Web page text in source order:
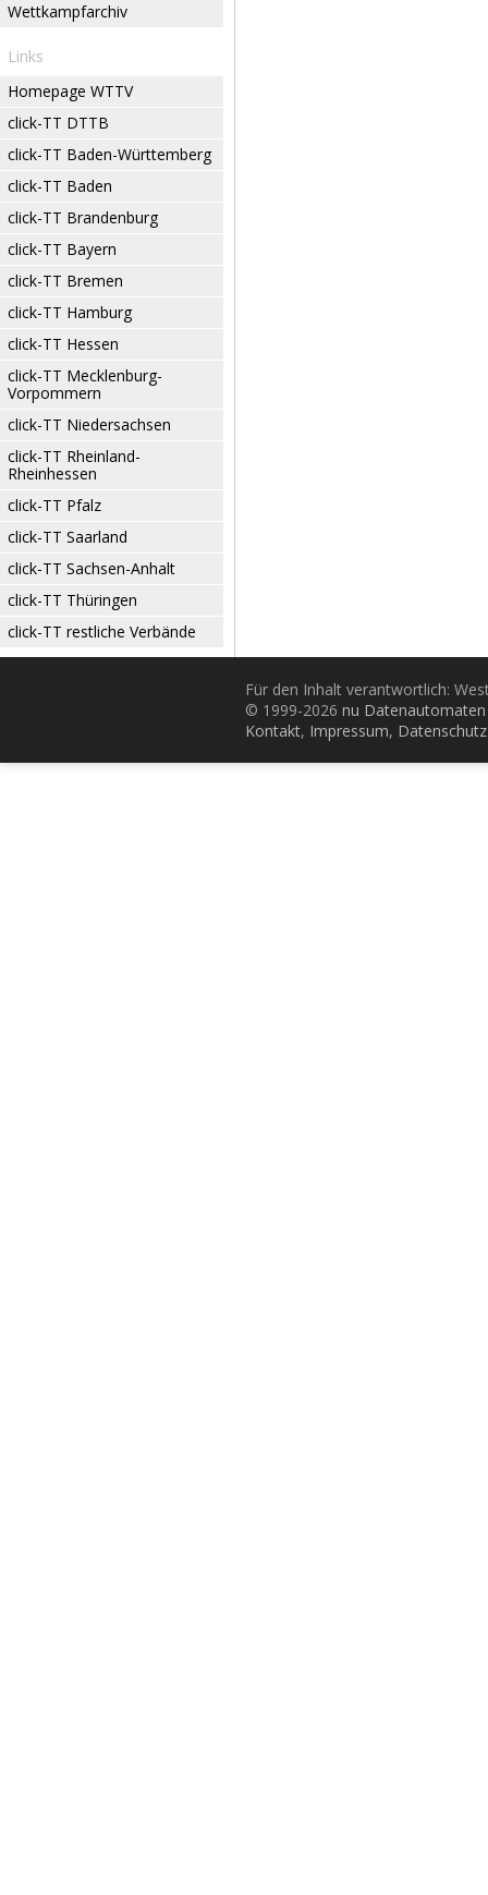
Wettkampfarchiv
Links
Homepage WTTV
click-TT DTTB
click-TT Baden-Württemberg
click-TT Baden
click-TT Brandenburg
click-TT Bayern
click-TT Bremen
click-TT Hamburg
click-TT Hessen
click-TT Mecklenburg-
Vorpommern
click-TT Niedersachsen
click-TT Rheinland-
Rheinhessen
click-TT Pfalz
click-TT Saarland
click-TT Sachsen-Anhalt
click-TT Thüringen
click-TT restliche Verbände
Für den Inhalt verantwortlich:
© 1999-2026 nu
Kontakt, Impressum, Datenschutz